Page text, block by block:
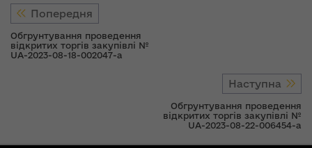
Попередня
Обгрунтування проведення
відкритих торгів закупівлі №
UA-2023-08-18-002047-a
Наступна
Обгрунтування проведення
відкритих торгів закупівлі №
UA-2023-08-22-006454-a